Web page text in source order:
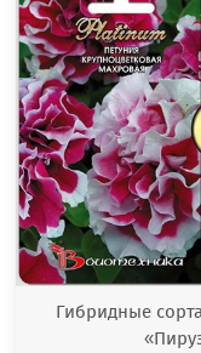
Гибридные